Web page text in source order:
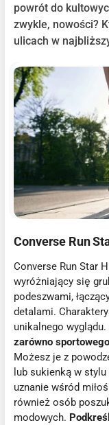
powrót do
zwykle, nowości?
ulicach w
Converse Run
Converse Run Star
wyróżniający się
podeszwami,
detalami.
unikalnego wyglądu.
zarówno
Możesz je z
lub sukienką w
uznanie wśród
również osób
modowych.